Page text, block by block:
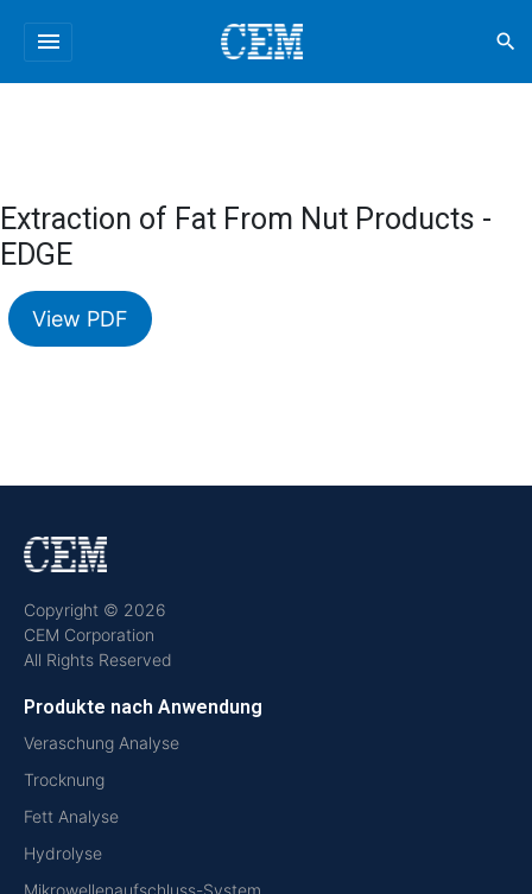
menu search
Extraction of Fat From Nut Products -
EDGE
View PDF
Copyright © 2026
CEM Corporation
All Rights Reserved
Produkte nach Anwendung
Veraschung Analyse
Trocknung
Fett Analyse
Hydrolyse